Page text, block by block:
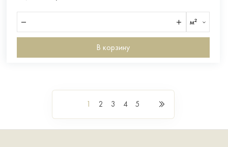
м²
В корзину
1 2 3 4 5